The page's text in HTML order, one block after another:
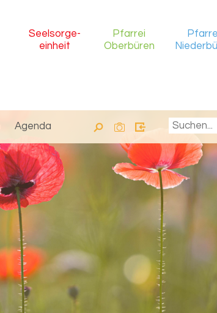
Seelsorge-
einheit
Pfarrei
Oberbüren
Agenda